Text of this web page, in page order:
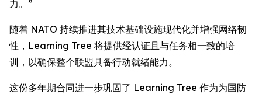
力。”
随着 NATO 持续推进其技术基础设施现代化并增强网络韧
性，Learning Tree 将提供经认证且与任务相一致的培
训，以确保整个联盟具备行动就绪能力。
这份多年期合同进一步巩固了 Learning Tree 作为为国防